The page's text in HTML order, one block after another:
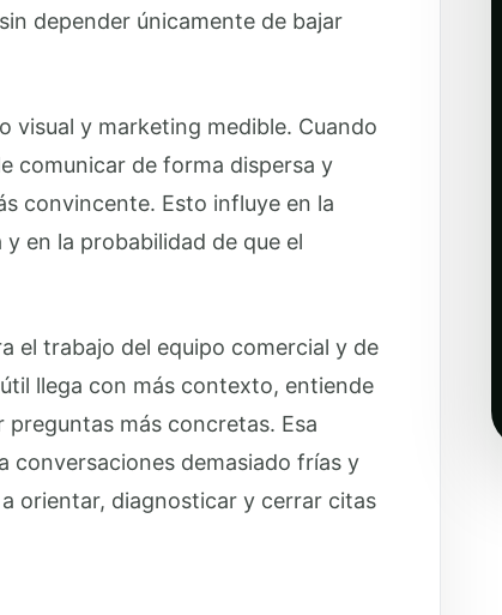
depender únicamente de bajar
visual y marketing medible. Cuando
comunicar de forma dispersa y
convincente. Esto influye en la
en la probabilidad de que el
el trabajo del equipo comercial y de
llega con más contexto, entiende
más concretas. Esa
conversaciones demasiado frías y
orientar, diagnosticar y cerrar citas